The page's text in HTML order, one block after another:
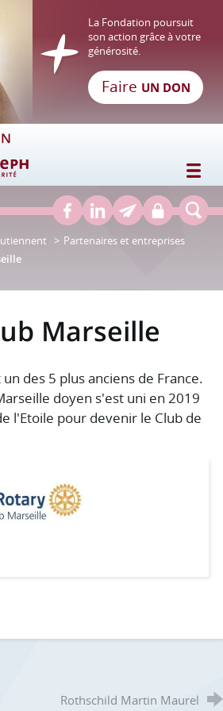
Hôpital Saint Joseph
La Fondation poursuit
son action grâce à votre
générosité.
Faire UN DON
Partenaires et entreprises
Marseille
des 5 plus anciens de France.
doyen s'est uni en 2019
l'Etoile pour devenir le Club de
Rothschild Martin Maurel